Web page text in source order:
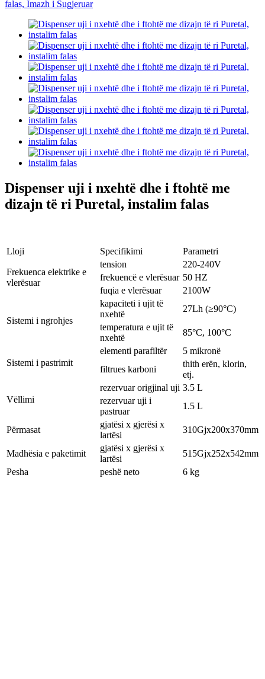
Dispenser uji i nxehtë dhe i ftohtë me
dizajn të ri Puretal, instalim falas
Lloji Specifikimi Parametri
Frekuenca elektrike e
vlerësuar
tension
220-240V
frekuencë e vlerësuar 50 HZ
fuqia e vlerësuar
2100W
Sistemi i ngrohjes
kapaciteti i ujit të
nxehtë
27Lh (≥90°C)
temperatura e ujit të
nxehtë
85°C, 100°C
Sistemi i pastrimit
elementi parafiltër
5 mikronë
filtrues karboni
thith erën, klorin,
etj.
Vëllimi
rezervuar origjinal uji 3.5 L
rezervuar uji i
pastruar
1.5 L
Përmasat
gjatësi x gjerësi x
lartësi
310Gjx200x370mm
Madhësia e paketimit
gjatësi x gjerësi x
lartësi
515Gjx252x542mm
Pesha
peshë neto 6 kg